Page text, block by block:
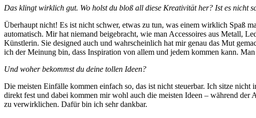
Das klingt wirklich gut. Wo holst du bloß all diese Kreativität her? Ist es nicht
Überhaupt nicht! Es ist nicht schwer, etwas zu tun, was einem wirklich Spaß
automatisch. Mir hat niemand beigebracht, wie man Accessoires aus Metall,
Künstlerin. Sie designed auch und wahrscheinlich hat mir genau das Mut
ich der Meinung bin, dass Inspiration von allem und jedem kommen kann. Man
Und woher bekommst du deine tollen Ideen?
Die meisten Einfälle kommen einfach so, das ist nicht steuerbar. Ich sitze
direkt fest und dabei kommen mir wohl auch die meisten Ideen – während
zu verwirklichen. Dafür bin ich sehr dankbar.